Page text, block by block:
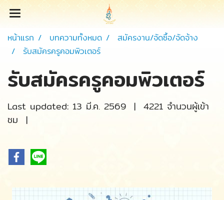
หน้าแรก บทความทั้งหมด
สมัครงาน/จัดซื้อ/จัดจ้าง
รับสมัครครูคอมพิวเตอร์
รับสมัครครูคอมพิวเตอร์
Last updated: 13 มี.ค. 2569 | 4221 จำนวนผู้เข้า
ชม |